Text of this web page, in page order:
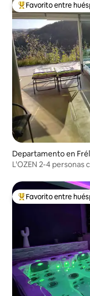
De los mejores en
Favorito entre
Departamento en
De los mejores en
Favorito entre